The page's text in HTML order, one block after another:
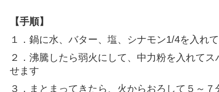
【手順】
１．鍋に水、バター、塩、シナモン1/4を入れ
２．沸騰したら弱火にして、中力粉を入れて
せます
３．まとまってきたら、火からおろして５～